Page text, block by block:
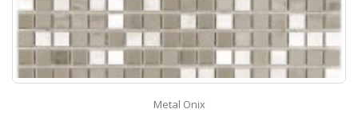
Metal Onix